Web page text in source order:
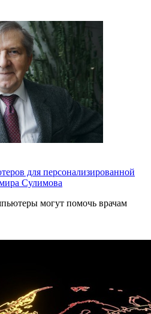
для персонализированной
Сулимова
могут помочь врачам